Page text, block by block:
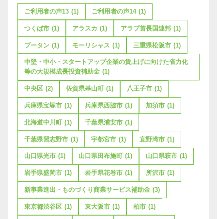
ご利用者の声13 (1) ご利用者の声14 (1)
つくば市 (1) アラスカ (1) アラブ首長国連邦 (1)
ブータン (1) モーリシャス (1) 三重県松阪市 (1)
中堅・中小・スタートアップ企業の賃上げに向けた省力化
等の大規模成長投資補助金 (1)
中央区 (2) 佐賀県基山町 (1) 八王子市 (1)
兵庫県宝塚市 (1) 兵庫県西脇市 (1) 加須市 (1)
北海道中川町 (1) 千葉県浦安市 (1)
千葉県習志野市 (1) 宇都宮市 (1) 宜野湾市 (1)
山口県光市 (1) 山口県田布施町 (1) 山口県萩市 (1)
岩手県盛岡市 (1) 岩手県花巻市 (1) 所沢市 (1)
新事業進出・ものづくり商業サービス補助金 (3)
東京都渋谷区 (1) 東大阪市 (1) 柏市 (1)